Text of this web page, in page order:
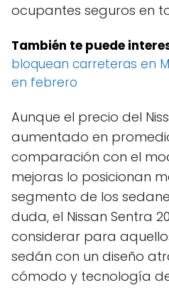
ocupantes seguros en
También te puede
bloquean carreteras en
en febrero
Aunque el precio del
aumentado en
comparación con el
mejoras lo posicionan
segmento de los
duda, el Nissan Sentra
considerar para
sedán con un diseño
cómodo y tecnología